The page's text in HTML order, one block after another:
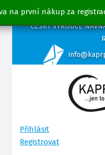
na první nákup za
ČESKÝ VÝROBCE
Přihlásit
Registrovat